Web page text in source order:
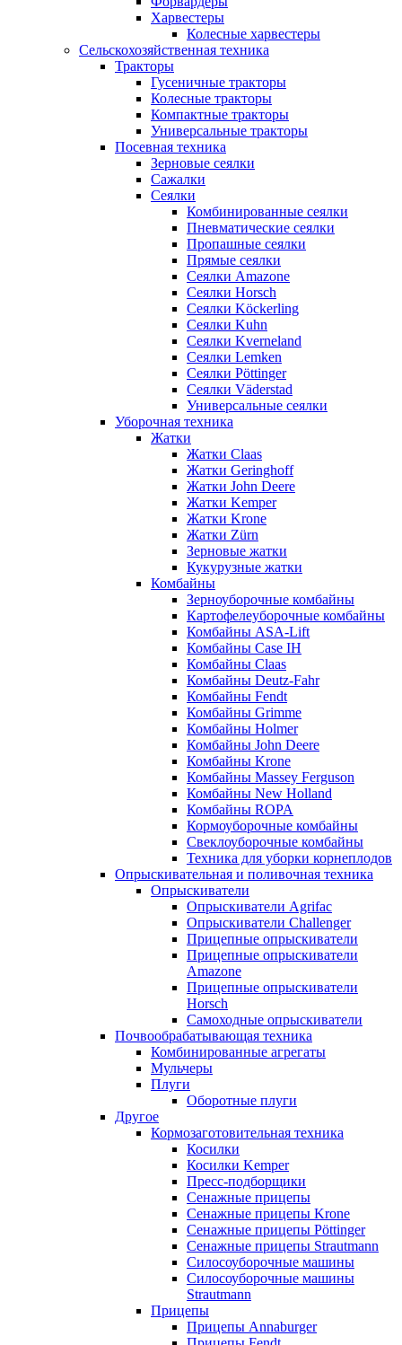
Харвестеры
Колесные харвестеры
Сельскохозяйственная техника
Тракторы
Гусеничные тракторы
Колесные тракторы
Компактные тракторы
Универсальные тракторы
Посевная техника
Зерновые сеялки
Сажалки
Сеялки
Комбинированные сеялки
Пневматические сеялки
Пропашные сеялки
Прямые сеялки
Сеялки Amazone
Сеялки Horsch
Сеялки Köckerling
Сеялки Kuhn
Сеялки Kverneland
Сеялки Lemken
Сеялки Pöttinger
Сеялки Väderstad
Универсальные сеялки
Уборочная техника
Жатки
Жатки Claas
Жатки Geringhoff
Жатки John Deere
Жатки Kemper
Жатки Krone
Жатки Zürn
Зерновые жатки
Кукурузные жатки
Комбайны
Зерноуборочные комбайны
Картофелеуборочные комбайны
Комбайны ASA-Lift
Комбайны Case IH
Комбайны Claas
Комбайны Deutz-Fahr
Комбайны Fendt
Комбайны Grimme
Комбайны Holmer
Комбайны John Deere
Комбайны Krone
Комбайны Massey Ferguson
Комбайны New Holland
Комбайны ROPA
Кормоуборочные комбайны
Свеклоуборочные комбайны
Техника для уборки корнеплодов
Опрыскивательная и поливочная техника
Опрыскиватели
Опрыскиватели Agrifac
Опрыскиватели Challenger
Прицепные опрыскиватели
Прицепные опрыскиватели
Amazone
Прицепные опрыскиватели
Horsch
Самоходные опрыскиватели
Почвообрабатывающая техника
Комбинированные агрегаты
Мульчеры
Плуги
Оборотные плуги
Другое
Кормозаготовительная техника
Косилки
Косилки Kemper
Пресс-подборщики
Сенажные прицепы
Сенажные прицепы Krone
Сенажные прицепы Pöttinger
Сенажные прицепы Strautmann
Силосоуборочные машины
Силосоуборочные машины
Strautmann
Прицепы
Прицепы Annaburger